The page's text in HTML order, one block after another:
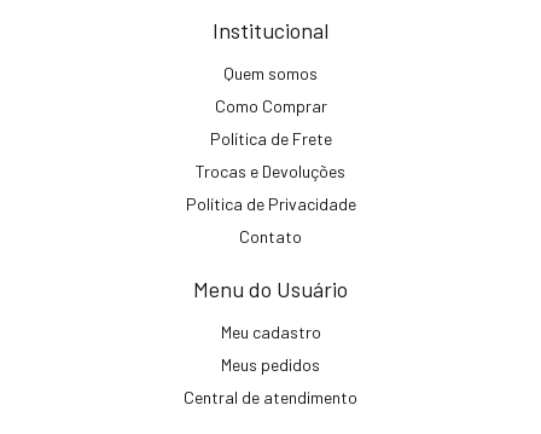
Institucional
Quem somos
Como Comprar
Política de Frete
Trocas e Devoluções
Política de Privacidade
Contato
Menu do Usuário
Meu cadastro
Meus pedidos
Central de atendimento